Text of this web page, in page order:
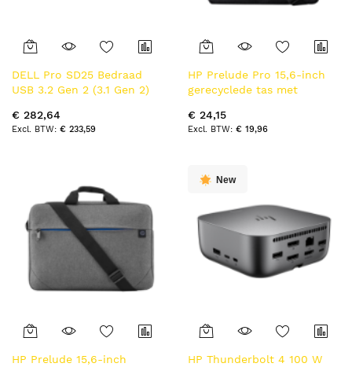
DELL Pro SD25 Bedraad
USB 3.2 Gen 2 (3.1 Gen 2)
€ 282,64
€ 233,59
HP Prelude Pro 15,6-inch
gerecyclede tas met
€ 24,15
€ 19,96
HP Prelude 15,6-inch
New
HP Thunderbolt 4 100 W